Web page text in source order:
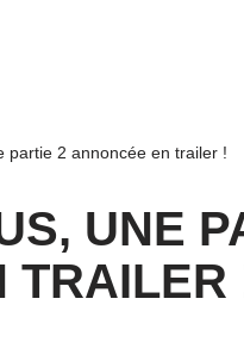
partie 2 annoncée en trailer !
UNE
TRAILER